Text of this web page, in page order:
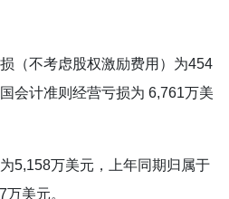
（不考虑股权激励费用）为454
会计准则经营亏损为 6,761万美
5,158万美元，上年同期归属于
美元。